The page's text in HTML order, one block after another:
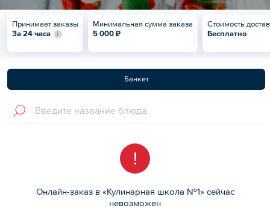
Принимает заказы
За 24 часа
Минимальная сумма заказа
5 000 ₽
Стоимость
Бесплатно
Банкет
!
Онлайн-заказ в «Кулинарная школа №1» сейчас
невозможен